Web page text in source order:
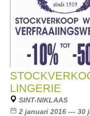
LINGERIE
SINT-NIKLAAS
2 januari 2016 --- 30